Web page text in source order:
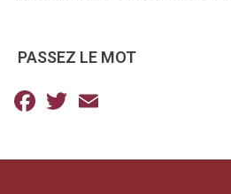
PASSEZ LE MOT
Facebook
Twitter